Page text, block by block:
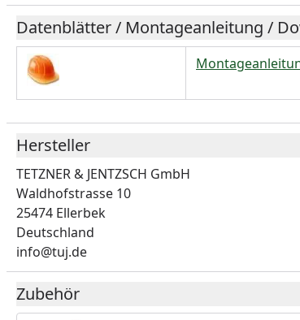
Datenblätter / Montageanleitung /
Hersteller
TETZNER & JENTZSCH GmbH
Waldhofstrasse 10
25474 Ellerbek
Deutschland
info@tuj.de
Zubehör